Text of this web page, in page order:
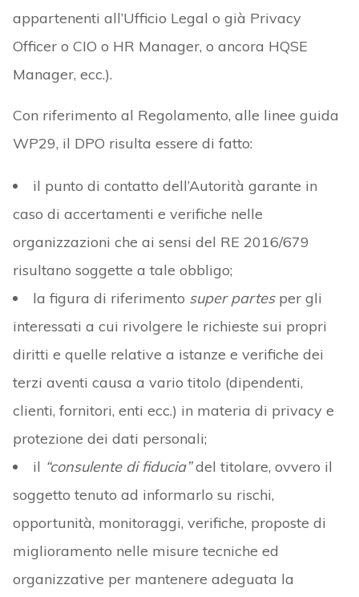
appartenenti all’Ufficio Legal o già Privacy
Officer o CIO o HR Manager, o ancora HQSE
Manager, ecc.).
Con riferimento al Regolamento, alle linee guida
WP29, il DPO risulta essere di fatto:
il punto di contatto dell’Autorità garante in
caso di accertamenti e verifiche nelle
organizzazioni che ai sensi del RE 2016/679
risultano soggette a tale obbligo;
la figura di riferimento super partesper gli
interessati a cui rivolgere le richieste sui propri
diritti e quelle relative a istanze e verifiche dei
terzi aventi causa a vario titolo (dipendenti,
clienti, fornitori, enti ecc.) in materia di privacy e
protezione dei dati personali;
il “consulente di fiducia”del titolare, ovvero il
soggetto tenuto ad informarlo su rischi,
opportunità, monitoraggi, verifiche, proposte di
miglioramento nelle misure tecniche ed
organizzative per mantenere adeguata la